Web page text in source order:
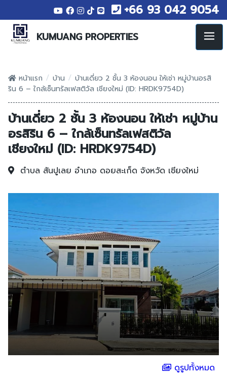
+66 93 042 9054
KUMUANG PROPERTIES
หน้าแรก / บ้าน / บ้านเดี่ยว 2 ชั้น 3 ห้องนอน ให้เช่า หมู่บ้านอรสิ
ริน 6 – ใกล้เซ็นทรัลเฟสติวัล เชียงใหม่ (ID: HRDK9754D)
บ้านเดี่ยว 2 ชั้น 3 ห้องนอน ให้เช่า หมู่บ้าน
อรสิริน 6 – ใกล้เซ็นทรัลเฟสติวัล
เชียงใหม่ (ID: HRDK9754D)
ตำบล สันปูเลย อำเภอ ดอยสะเก็ด จังหวัด เชียงใหม่
ดูรูปทั้งหมด